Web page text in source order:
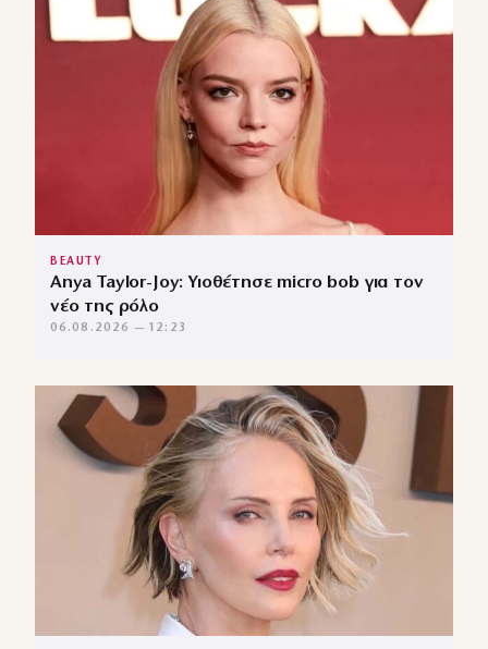
BEAUTY
Anya Taylor-Joy: Υιοθέτησε micro bob για τον
νέο της ρόλο
06.08.2026 — 12:23